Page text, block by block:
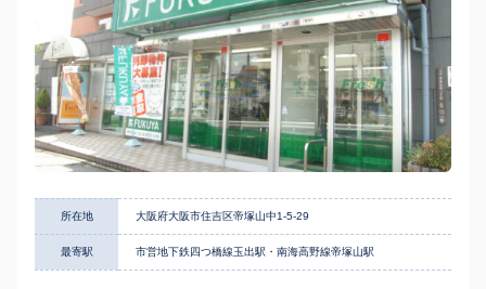
所在地 大阪府大阪市住吉区帝塚山中1-5-29
最寄駅 市営地下鉄四つ橋線玉出駅・南海高野線帝塚山駅